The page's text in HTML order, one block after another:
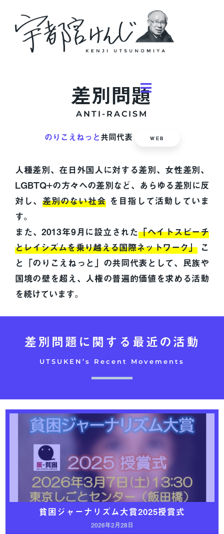
差別問題
ANTI-RACISM
のりこえねっと共同代表 WEB
人種差別、在日外国人に対する差別、女性差別、
LGBTQ+の方々への差別など、あらゆる差別に反
対し、 差別のない社会を目指して活動していま
す。
また、2013年9月に設立された「ヘイトスピーチ
とレイシズムを乗り越える国際ネットワーク」こ
と「のりこえねっと」の共同代表として、民族や
国境の壁を超え、人権の普遍的価値を求める活動
を続けています。
差別問題に関する最近の活動
UTSUKEN’s Recent Movements
2026年2月28日
貧困ジャーナリズム大賞2025授賞式